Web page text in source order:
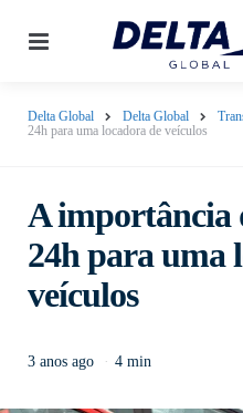
Delta Global Delta Global
24h para uma locadora de veículos
A importância
24h para uma
veículos
3 anos ago 4 min